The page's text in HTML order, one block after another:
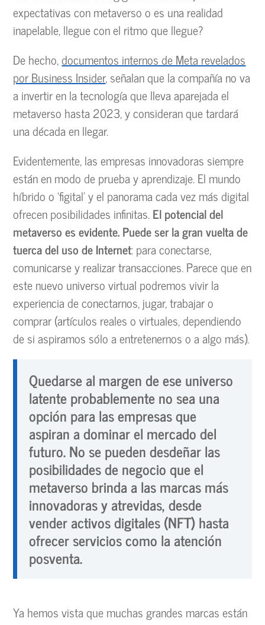
expectativas con metaverso o es una realidad
inapelable, llegue con el ritmo que llegue?
De hecho,documentos internos de Meta revelados
por Business Insider, señalan que la compañía no va
a invertir en la tecnología que lleva aparejada el
metaverso hasta 2023, y consideran que tardará
una década en llegar.
Evidentemente, las empresas innovadoras siempre
están en modo de prueba y aprendizaje. El mundo
híbrido o ‘figital’ y el panorama cada vez más digital
ofrecen posibilidades infinitas.El potencial del
metaverso es evidente. Puede ser la gran vuelta de
tuerca del uso de Internet: para conectarse,
comunicarse y realizar transacciones. Parece que en
este nuevo universo virtual podremos vivir la
experiencia de conectarnos, jugar, trabajar o
comprar (artículos reales o virtuales, dependiendo
de si aspiramos sólo a entretenernos o a algo más).
Quedarse al margen de ese universo
latente probablemente no sea una
opción para las empresas que
aspiran a dominar el mercado del
futuro. No se pueden desdeñar las
posibilidades de negocio que el
metaverso brinda a las marcas más
innovadoras y atrevidas, desde
vender activos digitales (NFT) hasta
ofrecer servicios como la atención
posventa.
Ya hemos vista que muchas grandes marcas están